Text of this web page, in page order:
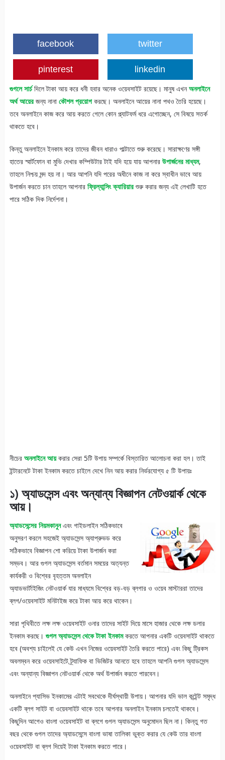
facebook twitter
pinterest linkedin
গুগলে সার্চদিলে টাকা আয় করে ধনী হবার অনেক ওয়েবসাইট রয়েছে। মানুষ এখনঅনলাইনে
অর্থ আয়েরজন্য নানা কৌশল প্রয়োগকরছে। অনলাইনে আয়ের নানা পথও তৈরি হয়েছে।
তবে অনলাইনে কাজ করে আয় করতে গেলে কোন প্ল্যাটফর্ম ধরে এগোচ্ছেন, সে বিষয়ে সতর্ক
থাকতে হবে।
কিন্তু অনলাইনে ইনকাম করে তাদের জীবন ধারাও পাল্টাতে শুরু করেছে। সারাক্ষণের সঙ্গী
হাতের স্মার্টফোন বা মুভি দেখার কম্পিউটার টাই যদি হয়ে যায় আপনার উপার্জনের মাধ্যম,
তাহলে নিশ্চয় মন্দ হয় না। আর আপনি যদি পরের অধীনে কাজ না করে স্বাধীন ভাবে আয়
উপার্জন করতে চান তাহলে আপনার ফ্রিল্যান্সিং ক্যারিয়ারশুরু করার জন্য এই লেখাটি হতে
পারে সঠিক দিক নির্দেশনা।
নীচের অনলাইনে আয়করার সেরা 5টি উপায় সম্পর্কে বিস্তারিত আলোচনা করা হল। তাই
ইন্টারনেটে টাকা ইনকাম করতে চাইলে দেখে নিন আয় করার নির্ভরযোগ্য ৫ টি উপায়ঃ
১) অ্যাডসেন্স এবং অন্যান্য বিজ্ঞাপন নেটওয়ার্ক থেকে
আয়।
অ্যাডসেন্সের নিয়মকানুনএবং গাইডলাইন সঠিকভাবে
অনুসরণ করলে সহজেই অ্যাডসেন্স অ্যাপ্রুভড করে
সঠিকভাবে বিজ্ঞাপন শো করিয়ে টাকা উপার্জন করা
সম্ভব। আর গুগল অ্যাডসেন্স বর্তমান সময়ের অত্যন্ত
কার্যকরী ও বিশ্বের বৃহত্তম অনলাইন
অ্যাডভার্টাইজিং নেটওয়ার্ক যার মাধ্যমে বিশ্বের বড়-বড় ব্লগার ও ওয়েব মাস্টাররা তাদের
ব্লগ/ওয়েবসাইট মনিটাইজ করে টাকা আয় করে থাকেন।
সারা পৃথিবীতে লক্ষ লক্ষ ওয়েবসাইট ওনার তাদের সাইট দিয়ে মাসে হাজার থেকে লক্ষ ডলার
ইনকাম করছে। গুগল অ্যাডসেন্স থেকে টাকা ইনকামকরতে আপনার একটি ওয়েবসাইট থাকতে
হবে (অবশ্য চাইলেই যে কেউ এখন নিজের ওয়েবসাইট তৈরি করতে পারে) এবং কিছু ট্রিকস
অবলম্বন করে ওয়েবসাইটে ট্র্যাফিক বা ভিজিটর আনতে হবে তাহলে আপনি গুগল অ্যাডসেন্স
এবং অন্যান্য বিজ্ঞাপন নেটওয়ার্ক থেকে অর্থ উপার্জন করতে পারবেন।
অনলাইনে প্যাসিভ ইনকামের এটাই সবথেকে দীর্ঘস্থায়ী উপায়। আপনার যদি ভাল কন্টেন্ট সমৃদ্ধ
একটি ব্লগ সাইট বা ওয়েবসাইট থাকে তবে আপনার অনলাইন ইনকাম চলতেই থাকবে।
কিছুদিন আগেও বাংলা ওয়েবসাইট বা ব্লগে গুগল অ্যাডসেন্স অনুমোদন ছিল না। কিন্তু গত
বছর থেকে গুগল তাদের অ্যাডসেন্সে বাংলা ভাষা তালিকা ভুক্ত করার যে কেউ তার বাংলা
ওয়েবসাইট বা ব্লগ দিয়েই টাকা ইনকাম করতে পারে।